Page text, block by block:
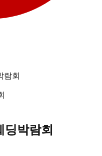
람회
박람회